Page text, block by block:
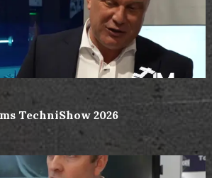
TechniShow 2026